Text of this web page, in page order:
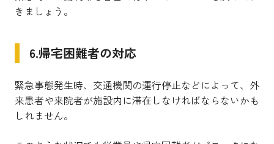
きましょう。
6.帰宅困難者の対応
緊急事態発生時、交通機関の運行停止などによって、外
来患者や来院者が施設内に滞在しなければならないかも
しれません。